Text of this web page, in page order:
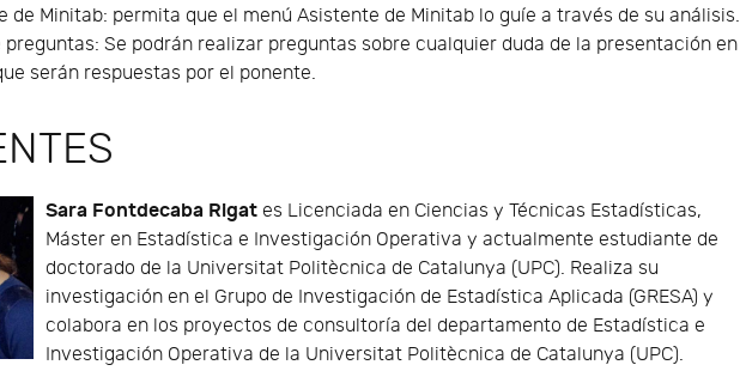
de Minitab: permita que el menú Asistente de Minitab lo guíe a través de su análisis.
preguntas: Se podrán realizar preguntas sobre cualquier duda de la presentación en
serán respuestas por el ponente.
Sara Fontdecaba Rigat es Licenciada en Ciencias y Técnicas Estadísticas,
Máster en Estadística e Investigación Operativa y actualmente estudiante de
doctorado de la Universitat Politècnica de Catalunya (UPC). Realiza su
investigación en el Grupo de Investigación de Estadística Aplicada (GRESA) y
colabora en los proyectos de consultoría del departamento de Estadística e
Investigación Operativa de la Universitat Politècnica de Catalunya (UPC).